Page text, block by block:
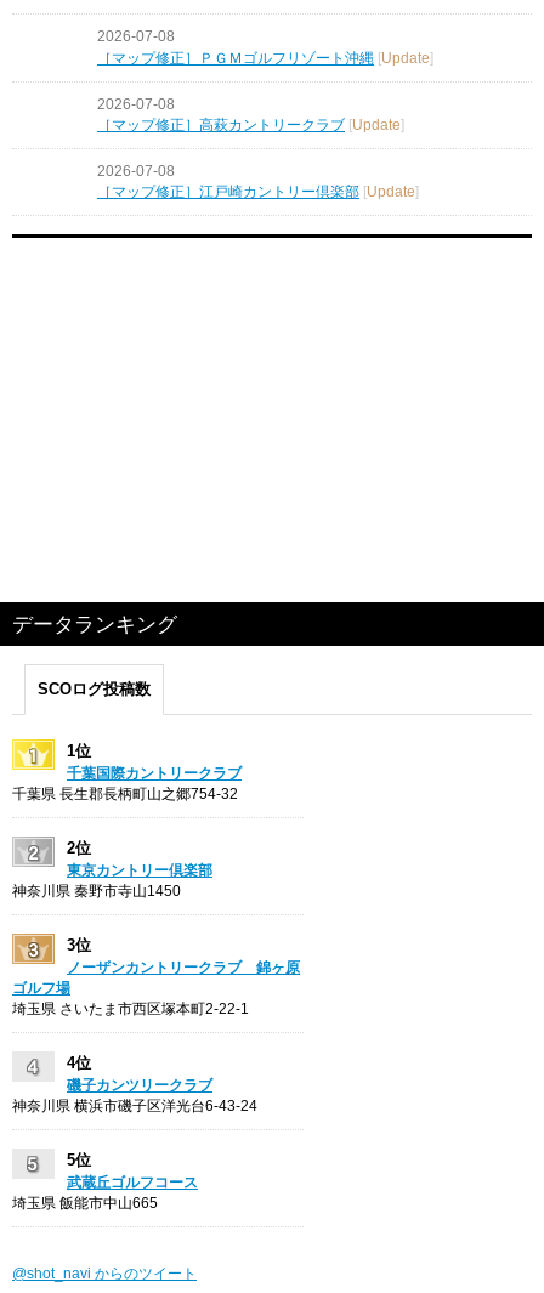
2026-07-08
［マップ修正］ＰＧＭゴルフリゾート沖縄 [Update]
2026-07-08
［マップ修正］高萩カントリークラブ [Update]
2026-07-08
［マップ修正］江戸崎カントリー倶楽部 Update
データランキング
SCOログ投稿数
1位
千葉国際カントリークラブ
千葉県 長生郡長柄町山之郷754-32
2位
東京カントリー倶楽部
神奈川県 秦野市寺山1450
3位
ノーザンカントリークラブ 錦ヶ原
ゴルフ場
埼玉県 さいたま市西区塚本町2-22-1
4位
磯子カンツリークラブ
神奈川県 横浜市磯子区洋光台6-43-24
5位
武蔵丘ゴルフコース
埼玉県 飯能市中山665
@shot_navi からのツイート